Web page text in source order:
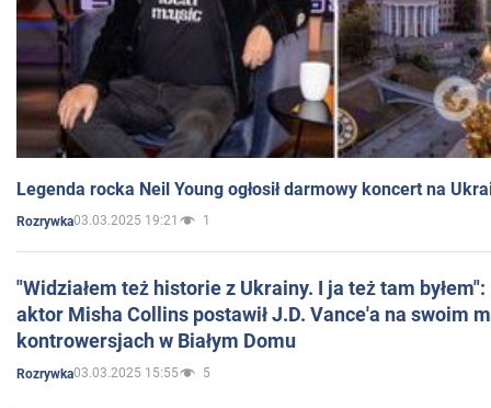
Legenda rocka Neil Young ogłosił darmowy koncert na
Rozrywka03.03.2025 19:21 1
"Widziałem też historie z Ukrainy. I ja też tam
aktor Misha Collins postawił J.D. Vance'a na swoim
kontrowersjach w Białym Domu
Rozrywka03.03.2025 15:55 5